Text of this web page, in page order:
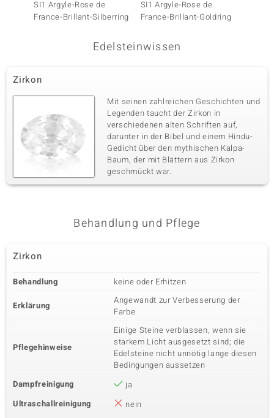
SI1 Argyle-Rose de
France-Brillant-Silberring
SI1 Argyle-Rose de
France-Brillant-Goldring
Edelsteinwissen
Zirkon
Mit seinen zahlreichen Geschichten und
Legenden taucht der Zirkon in
verschiedenen alten Schriften auf,
darunter in der Bibel und einem Hindu-
Gedicht über den mythischen Kalpa-
Baum, der mit Blättern aus Zirkon
geschmückt war.
Behandlung und Pflege
Zirkon
Behandlung keine oder Erhitzen
Erklärung
Angewandt zur Verbesserung der
Farbe
Pflegehinweise
Einige Steine verblassen, wenn sie
starkem Licht ausgesetzt sind; die
Edelsteine nicht unnötig lange diesen
Bedingungen aussetzen
Dampfreinigung
ja
Ultraschallreinigung
nein